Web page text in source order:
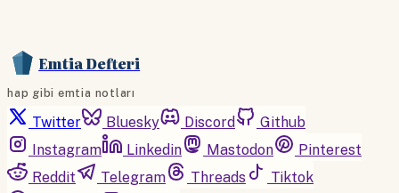
Emtia Defteri
hap gibi emtia notları
Twitter Bluesky Discord
Github
Instagram
Linkedin Mastodon
Pinterest
Reddit
Telegram Threads
Tiktok